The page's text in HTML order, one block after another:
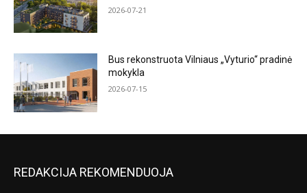
2026-07-21
Bus rekonstruota Vilniaus „Vyturio“ pradinė
mokykla
2026-07-15
REDAKCIJA REKOMENDUOJA